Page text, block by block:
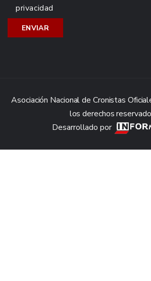
privacidad
Asociación Nacional de Cronistas
los derechos
Desarrollado por